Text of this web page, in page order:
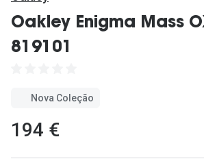
Oakley Enigma Mass
819101
Nova Coleção
194 €